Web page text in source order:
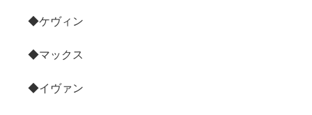
◆ケヴィン
◆マックス
◆イヴァン